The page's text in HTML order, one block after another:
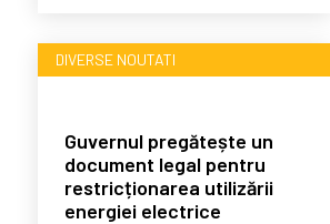
DIVERSE NOUTATI
Guvernul pregătește un
document legal pentru
restricționarea utilizării
energiei electrice